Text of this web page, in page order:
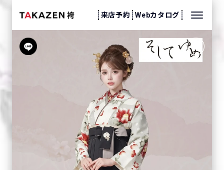
来店予約 Webカタログ